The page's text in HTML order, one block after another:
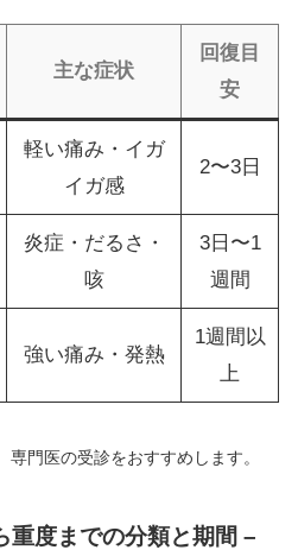
主な症状
回復目
安
軽い痛み・イガ
イガ感
2〜3日
炎症・だるさ・
咳
3日〜1
週間
強い痛み・発熱
1週間以
上
門医の受診をおすすめします。
重度までの分類と期間 –